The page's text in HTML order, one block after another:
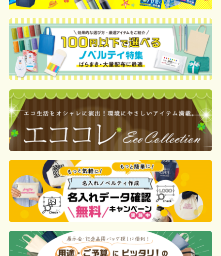
り）
500個~999個の場合：35円（1個当た
り）
1,000個以上：28円（1個当たり）